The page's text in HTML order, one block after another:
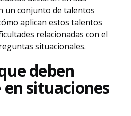
un conjunto de talentos
aplican estos talentos
relacionadas con el
situacionales.
deben
situaciones